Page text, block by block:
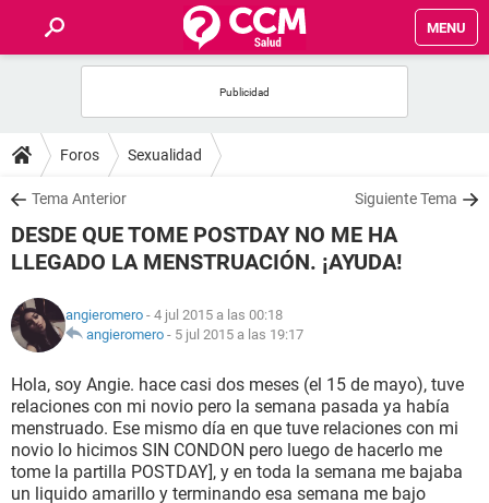
MENU
FOROS
SALUD
FAMILIA
NUTRICIÓN
SEXUALIDAD
GLOSARIO
Foros Sexualidad
Tema Anterior Siguiente Tema
DESDE QUE TOME POSTDAY NO ME HA
LLEGADO LA MENSTRUACIÓN. ¡AYUDA!
angieromero - 4 jul 2015 a las 00:18
angieromero - 5 jul 2015 a las 19:17
Hola, soy Angie. hace casi dos meses (el 15 de mayo), tuve
relaciones con mi novio pero la semana pasada ya había
menstruado. Ese mismo día en que tuve relaciones con mi
novio lo hicimos SIN CONDON pero luego de hacerlo me
tome la partilla POSTDAY], y en toda la semana me bajaba
un liquido amarillo y terminando esa semana me bajo